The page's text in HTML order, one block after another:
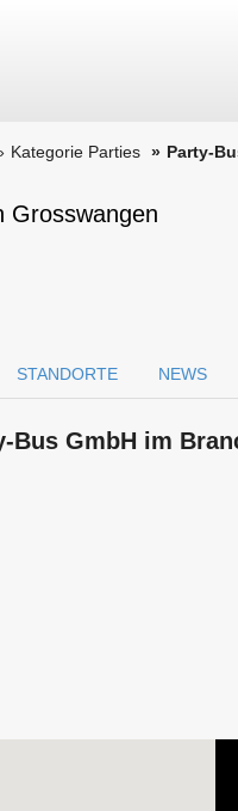
Kategorie Parties Party-
Grosswangen
STANDORTE NEWS
Bus GmbH im